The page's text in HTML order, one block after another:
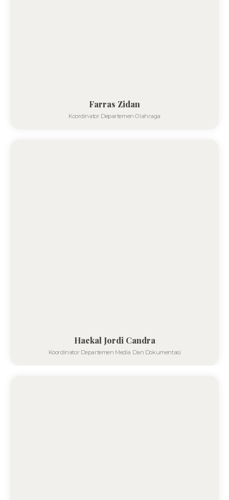
Farras Zidan
Koordinator Departemen Olahraga
Haekal Jordi Candra
Koordinator Departemen Media Dan Dokumentasi